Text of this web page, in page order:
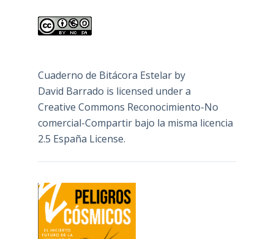
Cuaderno de Bitácora Estelarby
David Barrado is licensed under a
Creative Commons Reconocimiento-No
comercial-Compartir bajo la misma licencia
2.5 España License.